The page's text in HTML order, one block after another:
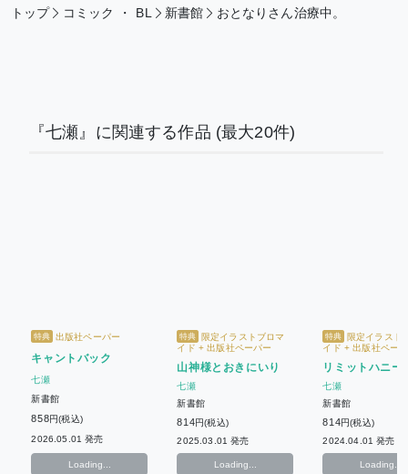
トップ コミック ・ BL 新書館 おとなりさん治療中。
『七瀬』に関連する作品 (最大20件)
特典 出版社ペーパー
キャントバック
七瀬
新書館
858円(税込)
2026.05.01 発売
Loading...
特典
限定イラストブロマ
イド + 出版社ペーパー
山神様とおきにいり
七瀬
新書館
814円(税込)
2025.03.01 発売
Loading...
特典
限定イラスト
イド + 出版社ペー
リミットハニー
七瀬
新書館
814円(税込)
2024.04.01 発売
Loading...